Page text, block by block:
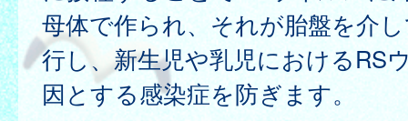
母体で作られ、それが胎盤を介
行し、新生児や乳児におけるRS
因とする感染症を防ぎます。